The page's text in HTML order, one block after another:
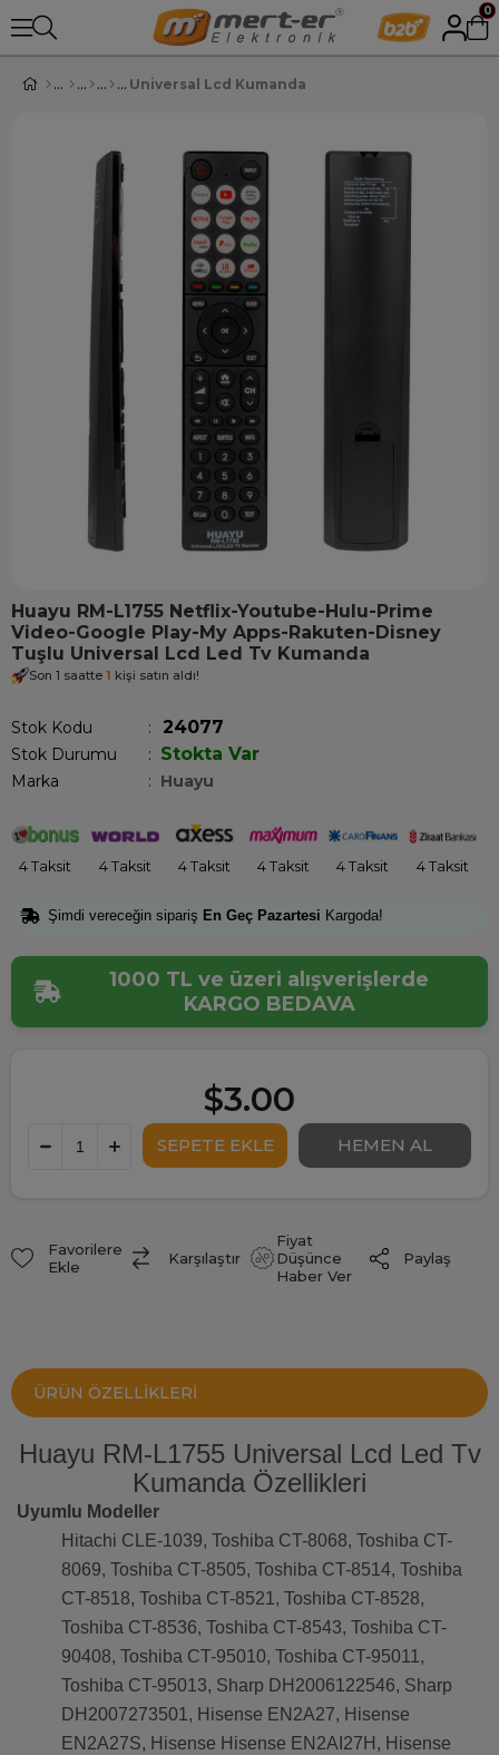
0
Universal Lcd Kumanda
Huayu RM-L1755 Netflix-Youtube-Hulu-Prime
Video-Google Play-My Apps-Rakuten-Disney
Tuşlu Universal Lcd Led Tv Kumanda
Son 1 saatte 1 kişi satın aldı!
Stok Kodu 24077
Stok Durumu : Stokta Var
Marka : Huayu
4 Taksit 4 Taksit 4 Taksit 4 Taksit 4 Taksit 4 Taksit
Şimdi vereceğin sipariş En Geç Pazartesi Kargoda!
1000 TL ve üzeri alışverişlerde
KARGO BEDAVA
$3.00
Favorilere
Ekle
Karşılaştır
Fiyat
Düşünce
Haber Ver
Paylaş
ÜRÜN ÖZELLIKLERI
Huayu RM-L1755 Universal Lcd Led Tv
Kumanda Özellikleri
Uyumlu Modeller
Hitachi CLE-1039, Toshiba CT-8068, Toshiba CT-
8069, Toshiba CT-8505, Toshiba CT-8514, Toshiba
CT-8518, Toshiba CT-8521, Toshiba CT-8528,
Toshiba CT-8536, Toshiba CT-8543, Toshiba CT-
90408, Toshiba CT-95010, Toshiba CT-95011,
Toshiba CT-95013, Sharp DH2006122546, Sharp
DH2007273501, Hisense EN2A27, Hisense
EN2A27S, Hisense Hisense EN2AI27H, Hisense